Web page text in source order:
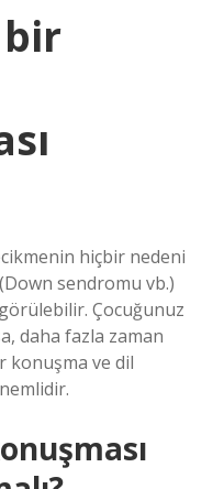
bir
hiçbir nedeni
sendromu vb.)
Çocuğunuz
daha fazla zaman
konuşma ve dil